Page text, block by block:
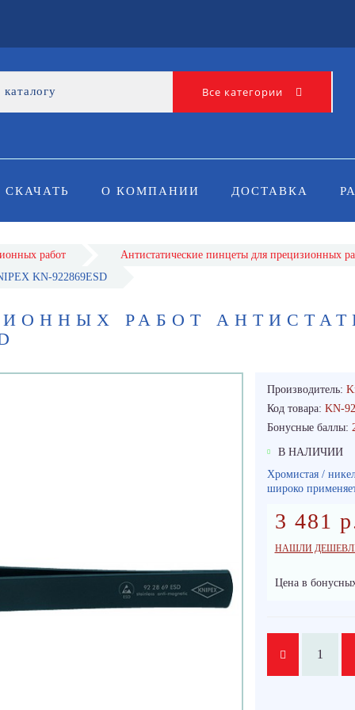
Все категории
СКАЧАТЬ О КОМПАНИИ ДОСТАВКА
работ
Антистатические пинцеты для прецизионных
KN-922869ESD
РАБОТ
Производитель:
Код товара: KN-
Бонусные баллы:
В НАЛИЧИИ
Хромистая /
широко
3 481
НАШЛИ
Цена в